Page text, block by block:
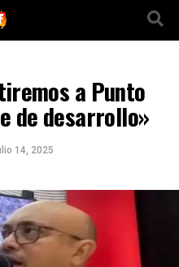
a Punto
de desarrollo»
14, 2025